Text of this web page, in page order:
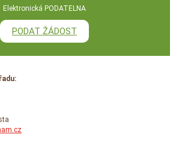
Elektronická PODATELNA
PODAT ŽÁDOST